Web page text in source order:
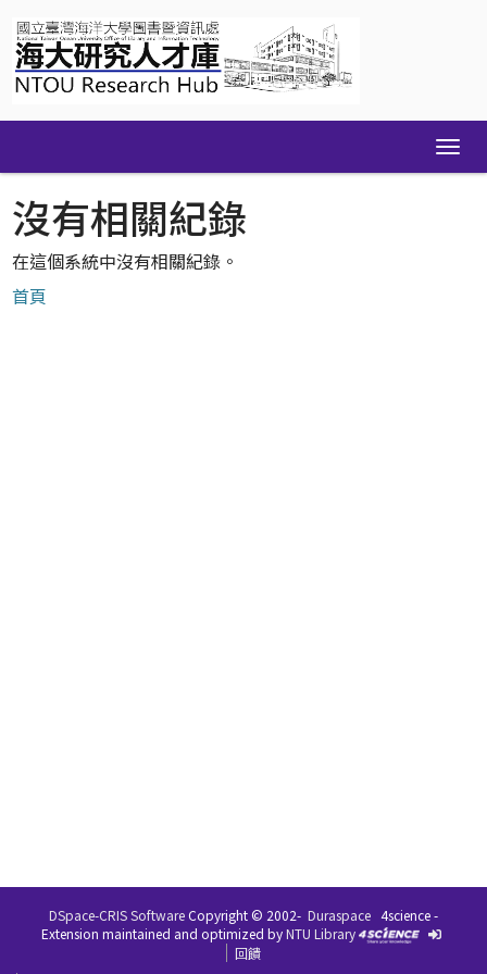
navigation
沒有相關紀錄
在這個系統中沒有相關紀錄。
首頁
DSpace-CRIS SoftwareCopyright © 2002- Duraspace 4science -
Extension maintained and optimized byNTU Library
回饋